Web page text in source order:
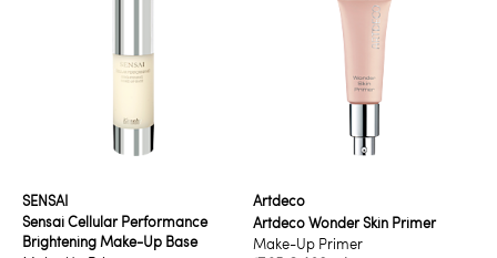
SENSAI
Sensai Cellular Performance
Brightening Make-Up Base
Artdeco
Artdeco Wonder Skin Primer
Make-Up Primer